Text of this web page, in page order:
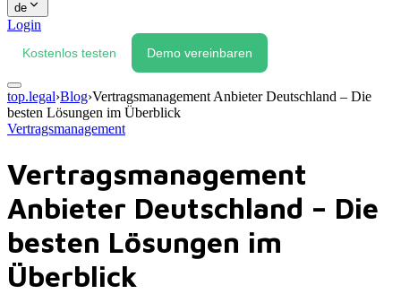
de
Login
Kostenlos testen Demo vereinbaren
top.legal›Blog›Vertragsmanagement Anbieter Deutschland – Die
besten Lösungen im Überblick
Vertragsmanagement
Vertragsmanagement
Anbieter Deutschland – Die
besten Lösungen im
Überblick